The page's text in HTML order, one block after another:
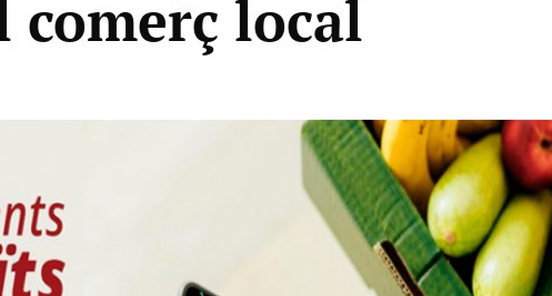
local